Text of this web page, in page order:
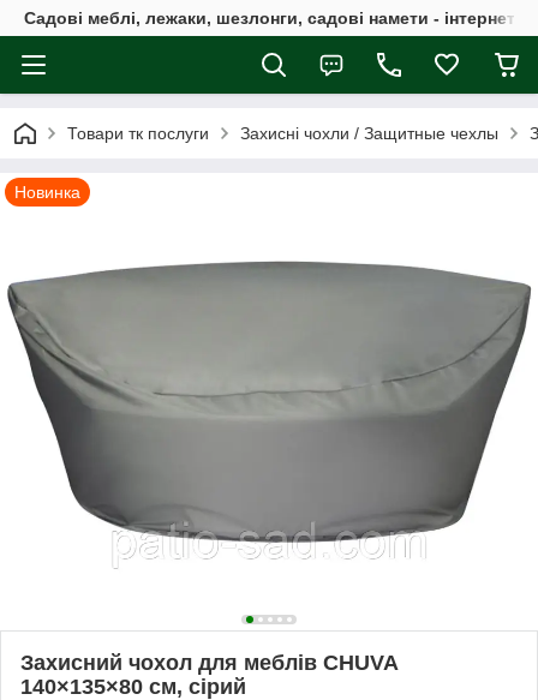
Садові меблі, лежаки, шезлонги, садові намети - інтернет-
Товари тк послуги Захисні чохли / Защитные чехлы
Новинка
Захисний чохол для меблів CHUVA
140×135×80 см, сірий